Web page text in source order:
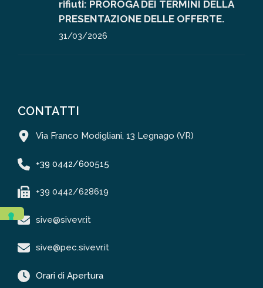
rifiuti: PROROGA DEI TERMINI DELLA
PRESENTAZIONE DELLE OFFERTE.
31/03/2026
CONTATTI
Via Franco Modigliani, 13 Legnago (VR)
+39 0442/600515
+39 0442/628619
sive@sivevr.it
sive@pec.sivevr.it
Orari di Apertura